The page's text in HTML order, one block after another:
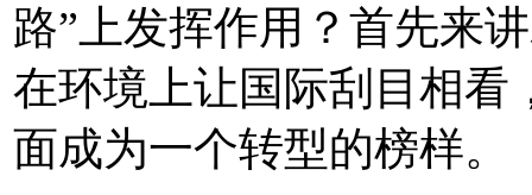
路”上发挥作用？首先来
在环境上让国际刮目相看
面成为一个转型的榜样。